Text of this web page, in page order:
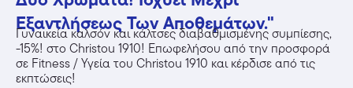
Εξαντλήσεως Των Αποθεμάτων."
Γυναικεία καλσόν και κάλτσες διαβαθμισμένης συμπίεσης,
-15%! στο Christou 1910! Επωφελήσου από την προσφορά
σε Fitness / Υγεία του Christou 1910 και κέρδισε από τις
εκπτώσεις!